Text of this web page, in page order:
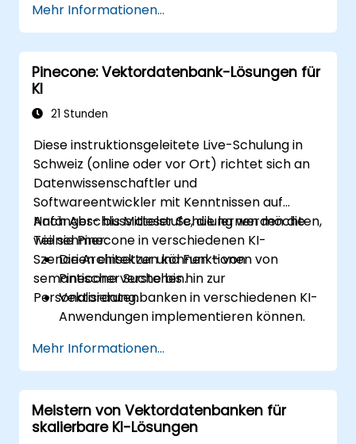
und Geschwindigkeit durchführen können.
Milvus auf reale KI-Herausforderungen
anwenden können.
Mehr Informationen...
Pinecone: Vektordatenbank-Lösungen für
KI
21 Stunden
Diese instruktionsgeleitete Live-Schulung in
Schweiz (online oder vor Ort) richtet sich an
Datenwissenschaftler und
Softwareentwickler mit Kenntnissen auf
Anfänger- bis Mittelstufe, die lernen möchten,
wie sie Pinecone in verschiedenen KI-
Szenarien einsetzen können – von
semantischer Suche bis hin zur
Personalisierung.
Nach Abschluss dieser Schulung werden die
Teilnehmer:
Die Architektur und Funktionen von
Pinecone verstehen.
Vektordatenbanken in verschiedenen KI-
Anwendungen implementieren können.
und Geschwindigkeit durchführen können.
Pinecone auf reale KI-Herausforderungen
anwenden können.
Mehr Informationen...
Meistern von Vektordatenbanken für
skalierbare KI-Lösungen